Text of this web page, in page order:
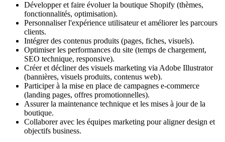
Développer et faire évoluer la boutique Shopify (thèmes,
fonctionnalités, optimisation).
Personnaliser l'expérience utilisateur et améliorer les parcours
clients.
Intégrer des contenus produits (pages, fiches, visuels).
Optimiser les performances du site (temps de chargement,
SEO technique, responsive).
Créer et décliner des visuels marketing via Adobe Illustrator
(bannières, visuels produits, contenus web).
Participer à la mise en place de campagnes e-commerce
(landing pages, offres promotionnelles).
Assurer la maintenance technique et les mises à jour de la
boutique.
Collaborer avec les équipes marketing pour aligner design et
objectifs business.